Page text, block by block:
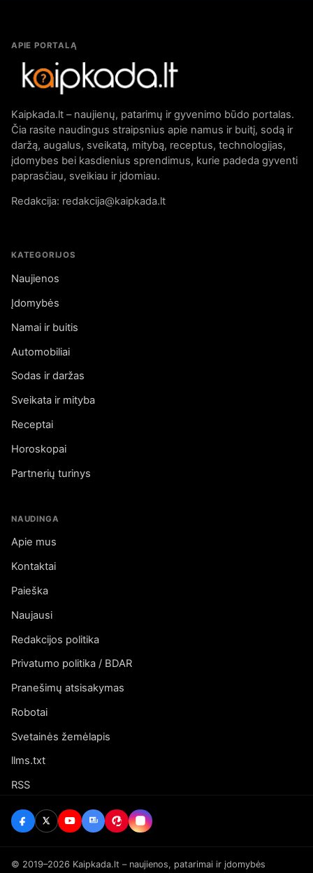
APIE PORTALĄ
Kaipkada.lt – naujienų, patarimų ir gyvenimo būdo portalas.
Čia rasite naudingus straipsnius apie namus ir buitį, sodą ir
daržą, augalus, sveikatą, mitybą, receptus, technologijas,
įdomybes bei kasdienius sprendimus, kurie padeda gyventi
paprasčiau, sveikiau ir įdomiau.
Redakcija: redakcija@kaipkada.lt
KATEGORIJOS
Naujienos
Įdomybės
Namai ir buitis
Automobiliai
Sodas ir daržas
Sveikata ir mityba
Receptai
Horoskopai
Partnerių turinys
NAUDINGA
Apie mus
Kontaktai
Paieška
Naujausi
Redakcijos politika
Privatumo politika / BDAR
Pranešimų atsisakymas
Robotai
Svetainės žemėlapis
llms.txt
RSS
© 2019–2026 Kaipkada.lt – naujienos, patarimai ir įdomybės